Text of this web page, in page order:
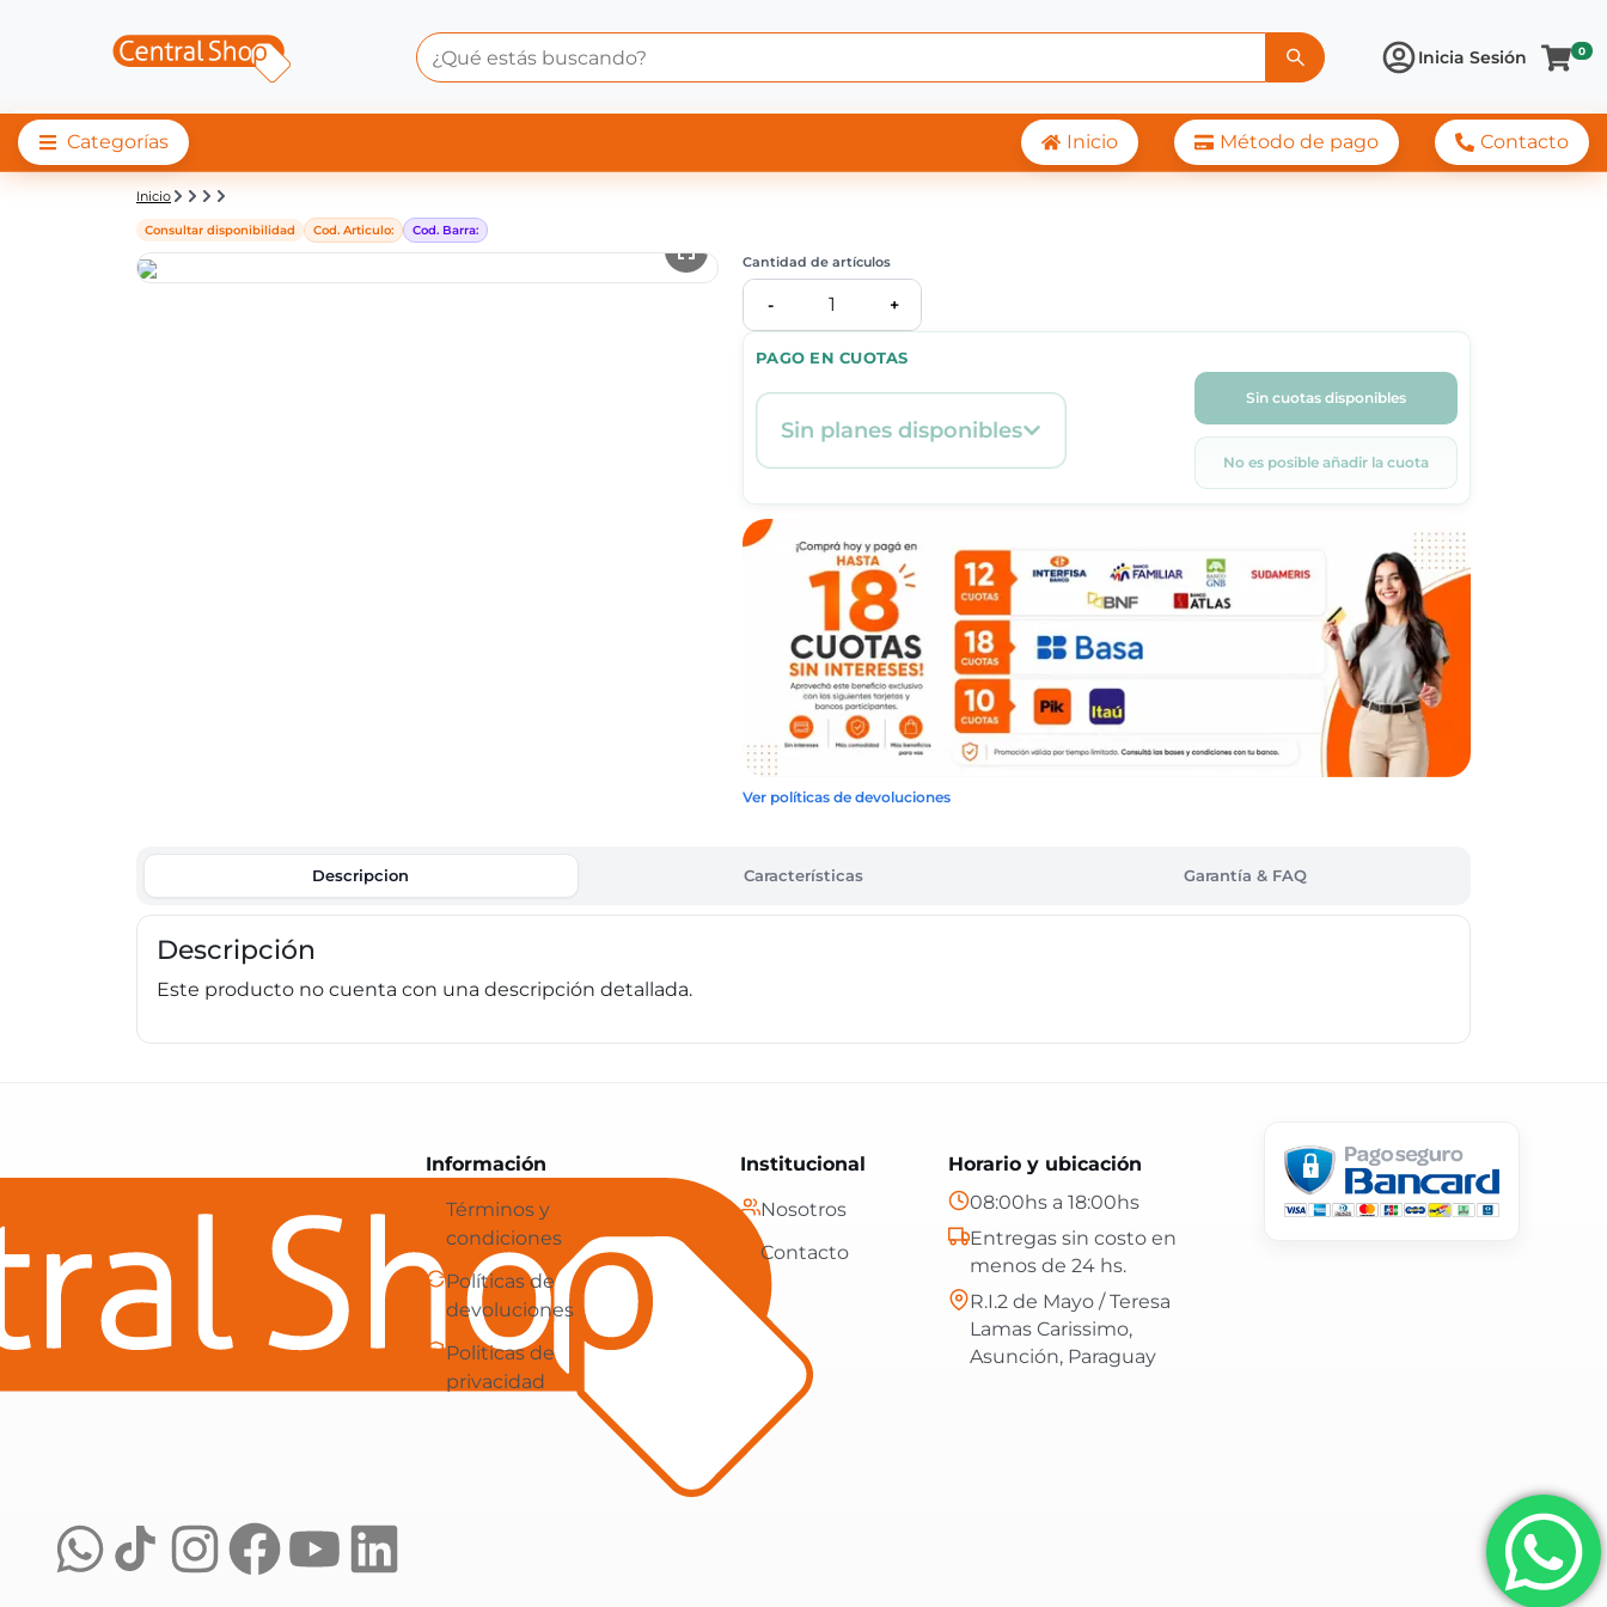
Inicia Sesión 0
Categorías Inicio Método de pago Contacto
Detalle de producto | Central Shop
Inicio
Consultar disponibilidad Cod. Articulo: Cod. Barra:
PAGO EN CUOTAS
Sin planes disponibles
Sin cuotas disponibles
No es posible añadir la cuota
Cantidad de artículos
- 1 +
Ver políticas de devoluciones
Descripcion Características Garantía & FAQ
Descripción
Este producto no cuenta con una descripción detallada.
Central Shop es tu e-commerce en Paraguay: tecnología, hogar y más, con envíos gratis en 24 hs y atención confiable.
Información
Términos y
condiciones
Políticas de
devoluciones
Politicas de
privacidad
Institucional
Nosotros
Contacto
Horario y ubicación
08:00hs a 18:00hs
Entregas sin costo en
menos de 24 hs.
R.I.2 de Mayo / Teresa
Lamas Carissimo,
Asunción, Paraguay